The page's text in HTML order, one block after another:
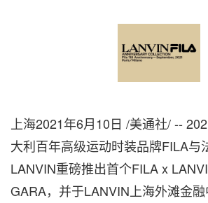
上海2021年6月10日 /美通社/ --
大利百年高级运动时装品牌FILA与
LANVIN重磅推出首个FILA x
GARA，并于LANVIN上海外滩金